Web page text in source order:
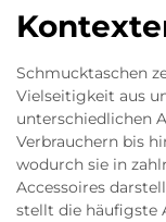
Schmucktaschen
Vielseitigkeit aus
unterschiedlichen
Verbrauchern bis
wodurch sie in
Accessoires
stellt die häufigste